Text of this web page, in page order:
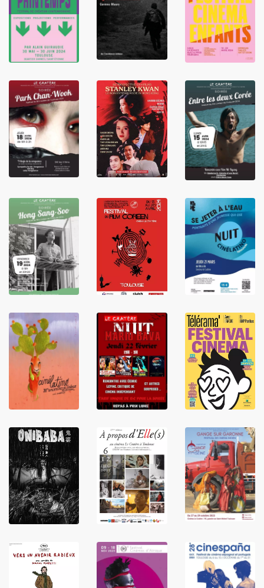
LIRE LIRE LIRE
LIRE
LIRE
LIRE
LIRE
LIRE
LIRE
LIRE
LIRE
LIRE LIRE LIRE